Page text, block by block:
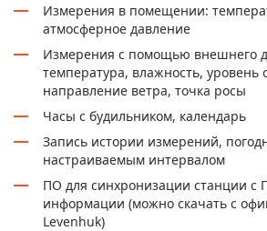
Измерения в помещении:
атмосферное давление
Измерения с помощью внешнего
температура, влажность, уровень
направление ветра, точка росы
Часы с будильником, календарь
Запись истории измерений,
настраиваемым интервалом
ПО для синхронизации станции с
информации (можно скачать с
Levenhuk)